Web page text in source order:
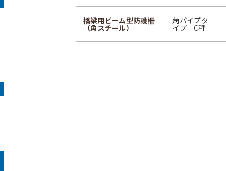
橋梁用ビーム型防護柵
（角スチール）
角パイプタ
イプ C種